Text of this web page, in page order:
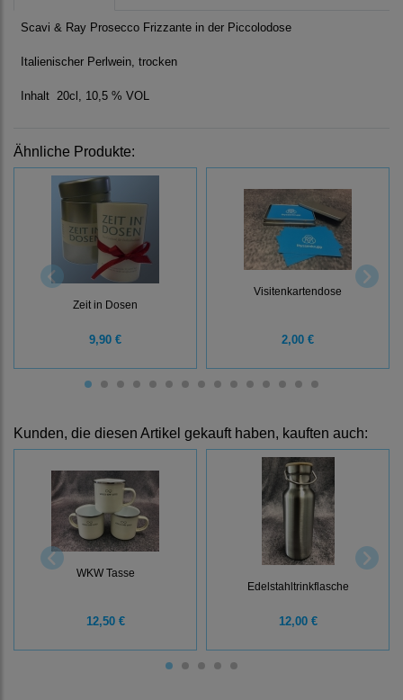
Scavi & Ray Prosecco Frizzante in der Piccolodose
Italienischer Perlwein, trocken
Inhalt 20cl, 10,5 % VOL
Ähnliche Produkte:
Zeit in Dosen
9,90 €
Visitenkartendose
2,00 €
Kunden, die diesen Artikel gekauft haben, kauften auch:
WKW Tasse
12,50 €
Edelstahltrinkflasche
12,00 €